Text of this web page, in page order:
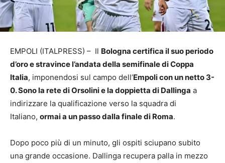
EMPOLI (ITALPRESS) – Il Bologna certifica il suo periodo
d’oro e stravince l’andata della semifinale di Coppa
Italia, imponendosi sul campo dell’Empoli con un netto 3-
0. Sono la rete di Orsolini e la doppietta di Dallinga a
indirizzare la qualificazione verso la squadra di
Italiano, ormai a un passo dalla finale di Roma.
Dopo poco più di un minuto, gli ospiti sciupano subito
una grande occasione. Dallinga recupera palla in mezzo